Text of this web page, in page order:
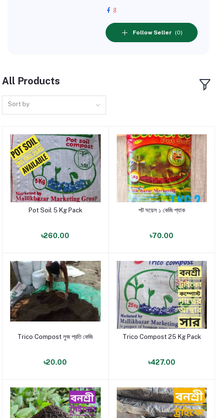
Follow Seller (0)
All Products
Sort by
পণ্য যোগ করুন
Pot Soil 5 Kg Pack
৳260.00
পণ্য যোগ করুন
পট সয়েল ১ কেজি প্যাক
৳70.00
পণ্য যোগ করুন
Trico Compost লুজ প্রতি কেজি
৳20.00
পণ্য যোগ করুন
Trico Compost 25 Kg Pack
৳427.00